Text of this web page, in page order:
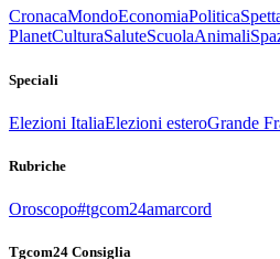
CronacaMondoEconomiaPolitica
PlanetCulturaSaluteScuolaAnimali
Speciali
Elezioni ItaliaElezioni esteroGrande
Rubriche
Oroscopo#tgcom24amarcord
Tgcom24 Consiglia